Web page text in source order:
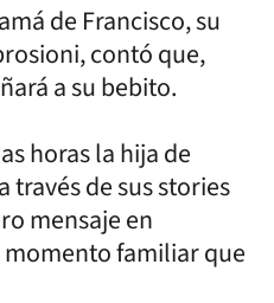
de Francisco, su
contó que,
a su bebito.
horas la hija de
través de sus stories
mensaje en
familiar que